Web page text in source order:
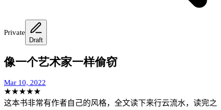
Private
Draft
像一个艺术家一样偷窃
Mar 10, 2022
★★★★★
这本书非常有作者自己的风格，全文读下来行云流水，读完之